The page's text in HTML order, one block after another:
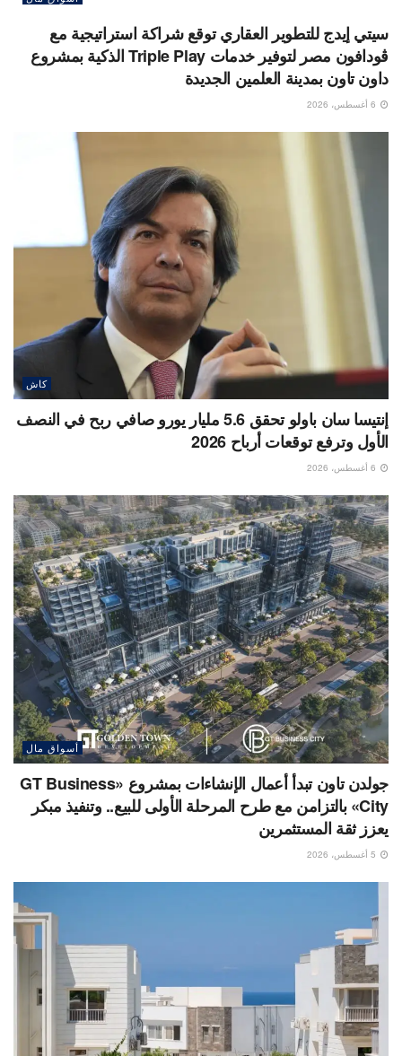
سيتي إيدج للتطوير العقاري توقع شراكة استراتيجية مع
ڤودافون مصر لتوفير خدمات Triple Play الذكية بمشروع
داون تاون بمدينة العلمين الجديدة
كاش
إنتيسا سان باولو تحقق 5.6 مليار يورو صافي ربح في النصف
الأول وترفع توقعات أرباح 2026
أسواق مال
جولدن تاون تبدأ أعمال الإنشاءات بمشروع «GT Business
City» بالتزامن مع طرح المرحلة الأولى للبيع.. وتنفيذ مبكر
يعزز ثقة المستثمرين